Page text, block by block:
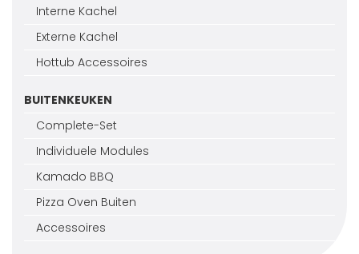
Interne Kachel
Externe Kachel
Hottub Accessoires
BUITENKEUKEN
Complete-Set
Individuele Modules
Kamado BBQ
Pizza Oven Buiten
Accessoires